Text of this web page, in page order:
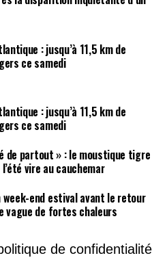
: jusqu’à 11,5 km de
ce samedi
: jusqu’à 11,5 km de
ce samedi
de partout » : le moustique tigre
vire au cauchemar
end estival avant le retour
vague de fortes chaleurs
de confidentialité